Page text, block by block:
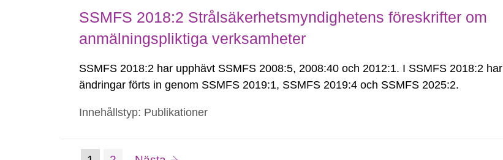
SSMFS 2018:2 Strålsäkerhetsmyndighetens föreskrifter om
anmälningspliktiga verksamheter
SSMFS 2018:2 har upphävt SSMFS 2008:5, 2008:40 och 2012:1. I SSMFS 2018:2 har
ändringar förts in genom SSMFS 2019:1, SSMFS 2019:4 och SSMFS 2025:2.
Innehållstyp: Publikationer